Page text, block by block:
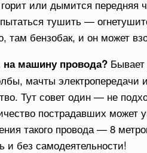
или дымится передняя
тушить —
там бензобак, и он может
машину провода?
мачты
Тут совет один — не
пострадавших может
такого провода — 8
и без самодеятельности!